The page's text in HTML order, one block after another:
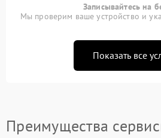
Записывайтесь на
Мы проверим ваше устройство и
Показать все
Преимущества